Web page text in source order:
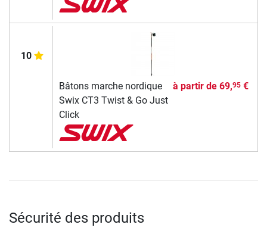
10
Bâtons marche nordique
Swix CT3 Twist & Go Just
Click
à partir de 69,95€
Sécurité des produits